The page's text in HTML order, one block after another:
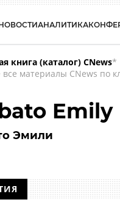
АНАЛИТИКА
книга (каталог) CNews*
все материалы CNews по
Emily
Эмили